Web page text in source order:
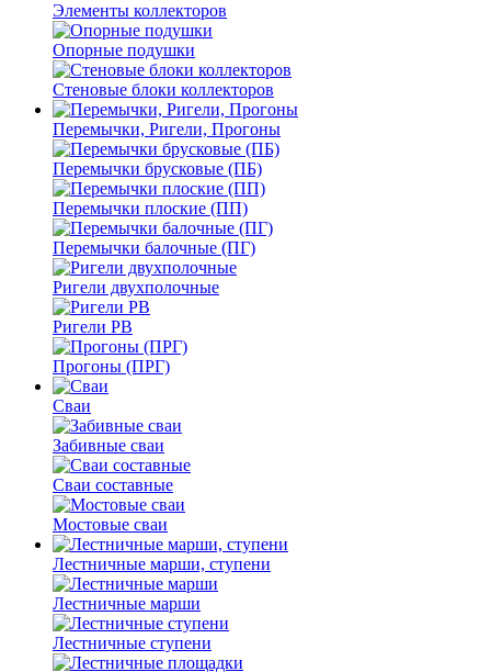
Элементы коллекторов
Опорные подушки
Стеновые блоки коллекторов
Перемычки, Ригели, Прогоны
Перемычки брусковые (ПБ)
Перемычки плоские (ПП)
Перемычки балочные (ПГ)
Ригели двухполочные
Ригели РВ
Прогоны (ПРГ)
Сваи
Забивные сваи
Сваи составные
Мостовые сваи
Лестничные марши, ступени
Лестничные марши
Лестничные ступени